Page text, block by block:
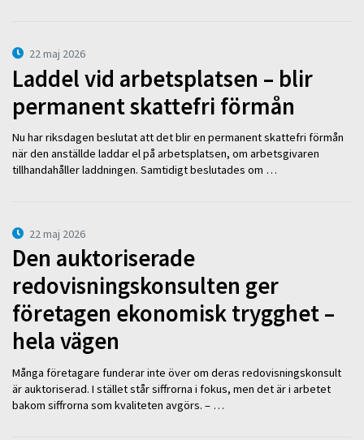
22 maj 2026
Laddel vid arbetsplatsen – blir
permanent skattefri förmån
Nu har riksdagen beslutat att det blir en permanent skattefri förmån
när den anställde laddar el på arbetsplatsen, om arbetsgivaren
tillhandahåller laddningen. Samtidigt beslutades om …
22 maj 2026
Den auktoriserade
redovisningskonsulten ger
företagen ekonomisk trygghet –
hela vägen
Många företagare funderar inte över om deras redovisningskonsult
är auktoriserad. I stället står siffrorna i fokus, men det är i arbetet
bakom siffrorna som kvaliteten avgörs. – …